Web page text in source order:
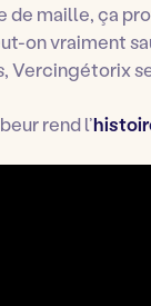
de maille, ça
on vraiment
Vercingétorix
rend l’